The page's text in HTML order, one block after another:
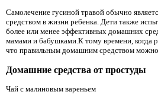
Самолечение гусиной травой обычно
средством в жизни ребенка. Дети также
более или менее эффективных домашних
мамами и бабушками.К тому времени, когда
что правильным домашним средством можно
Домашние средства от простуды
Чай с малиновым вареньем